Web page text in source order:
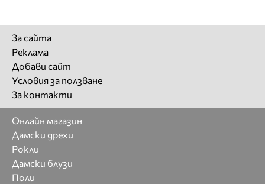
За сайта
Реклама
Добави сайт
Условия за ползване
За контакти
Онлайн магазин
Дамски дрехи
Рокли
Дамски блузи
Поли